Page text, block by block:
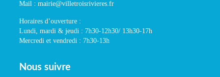
Mail : mairie@villetroisrivieres.fr
Horaires d’ouverture :
Lundi, mardi & jeudi : 7h30-12h30/ 13h30-17h
Mercredi et vendredi : 7h30-13h
Nous suivre